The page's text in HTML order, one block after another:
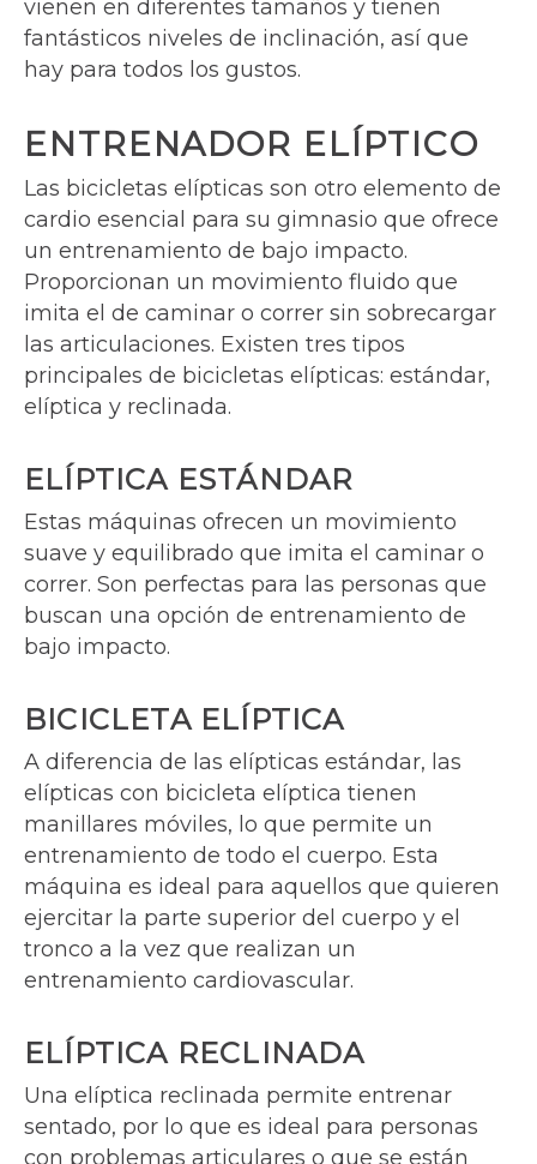
vienen en diferentes tamaños y tienen
fantásticos niveles de inclinación, así que
hay para todos los gustos.
ENTRENADOR ELÍPTICO
Las bicicletas elípticas son otro elemento de
cardio esencial para su gimnasio que ofrece
un entrenamiento de bajo impacto.
Proporcionan un movimiento fluido que
imita el de caminar o correr sin sobrecargar
las articulaciones. Existen tres tipos
principales de bicicletas elípticas: estándar,
elíptica y reclinada.
ELÍPTICA ESTÁNDAR
Estas máquinas ofrecen un movimiento
suave y equilibrado que imita el caminar o
correr. Son perfectas para las personas que
buscan una opción de entrenamiento de
bajo impacto.
BICICLETA ELÍPTICA
A diferencia de las elípticas estándar, las
elípticas con bicicleta elíptica tienen
manillares móviles, lo que permite un
entrenamiento de todo el cuerpo. Esta
máquina es ideal para aquellos que quieren
ejercitar la parte superior del cuerpo y el
tronco a la vez que realizan un
entrenamiento cardiovascular.
ELÍPTICA RECLINADA
Una elíptica reclinada permite entrenar
sentado, por lo que es ideal para personas
con problemas articulares o que se están